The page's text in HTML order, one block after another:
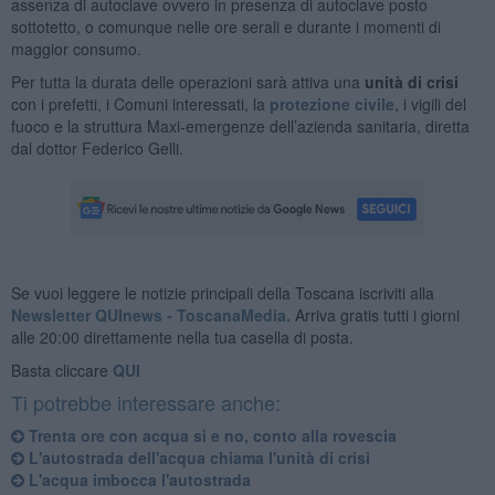
sottotetto, o comunque nelle ore serali e durante i momenti di
maggior consumo.
Per tutta la durata delle operazioni sarà attiva una unità di crisi
con i prefetti, i Comuni interessati, la protezione civile , i vigili del
fuoco e la struttura Maxi-emergenze dell’azienda sanitaria, diretta
dal dottor Federico Gelli.
Se vuoi leggere le notizie principali della Toscana iscriviti alla
Newsletter QUInews - ToscanaMedia. Arriva gratis tutti i giorni
alle 20:00 direttamente nella tua casella di posta.
Basta cliccare QUI
Ti potrebbe interessare anche:
Trenta ore con acqua sì e no, conto alla rovescia
L'autostrada dell'acqua chiama l'unità di crisi
L'acqua imbocca l'autostrada